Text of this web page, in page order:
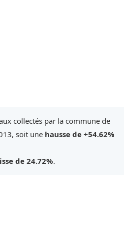
collectés par la commune de
soit une hausse de +54.62%
de 24.72%.